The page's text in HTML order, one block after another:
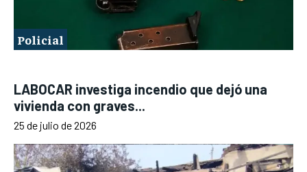
Policial
LABOCAR investiga incendio que dejó una
vivienda con graves...
25 de julio de 2026